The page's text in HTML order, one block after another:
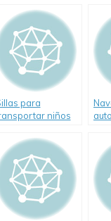
para
niños